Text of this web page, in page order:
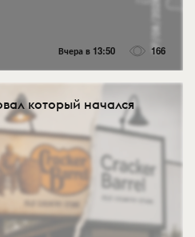
Вчера в 13:50 166
который начался